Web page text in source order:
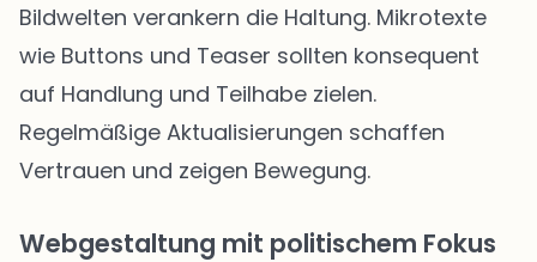
Bildwelten verankern die Haltung. Mikrotexte
wie Buttons und Teaser sollten konsequent
auf Handlung und Teilhabe zielen.
Regelmäßige Aktualisierungen schaffen
Vertrauen und zeigen Bewegung.
Webgestaltung mit politischem Fokus